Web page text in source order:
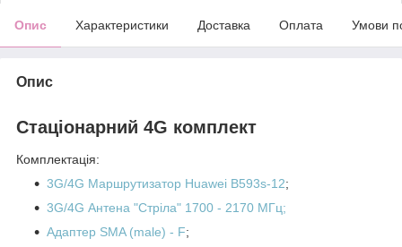
Опис Характеристики Доставка Оплата Умови
Опис
Стаціонарний 4G комплект
Комплектація:
3G/4G Маршрутизатор Huawei B593s-12;
3G/4G Антена "Стріла" 1700 - 2170 МГц;
Адаптер SMA (male) - F;